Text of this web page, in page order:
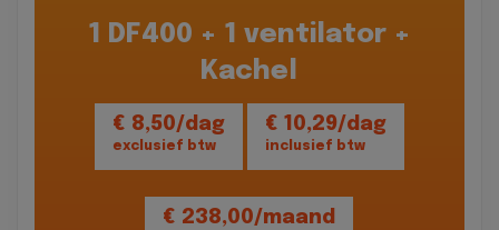
1 DF400 + 1 ventilator +
Kachel
€ 8,50/dag
exclusief btw
€ 10,29/dag
inclusief btw
€ 238,00/maand